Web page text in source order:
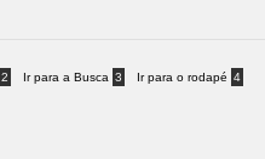
2 Ir para a Busca 3 Ir para o rodapé 4